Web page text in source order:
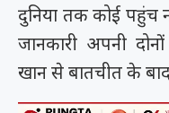
दुनिया तक कोई पहुंच
जानकारी अपनी
खान से बातचीत के